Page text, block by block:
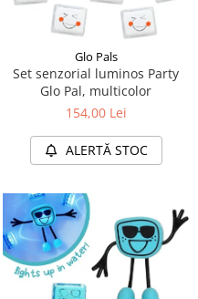
Glo Pals
Set senzorial luminos Party
Glo Pal, multicolor
154,00 Lei
ALERTĂ STOC